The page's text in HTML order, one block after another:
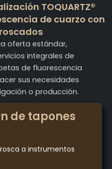
TOQUARTZ®
de cuarzo con
oferta estándar,
integrales de
de fluorescencia
sus necesidades
o producción.
de tapones
a instrumentos